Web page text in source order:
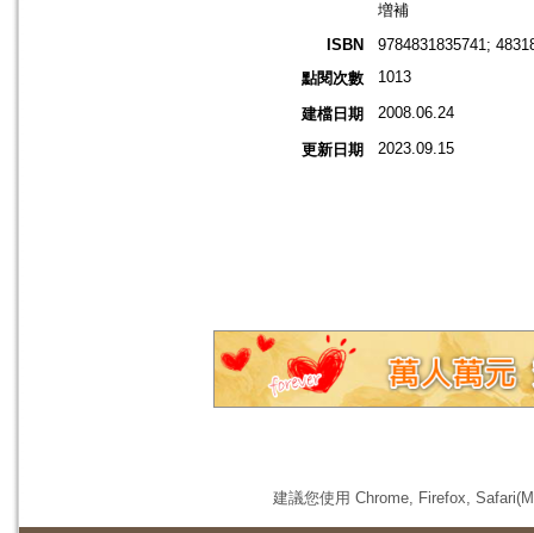
増補
ISBN
9784831835741;
點閱次數
1013
建檔日期 2008.06.24
更新日期 2023.09.15
建議您使用 Chrome, Firefox,